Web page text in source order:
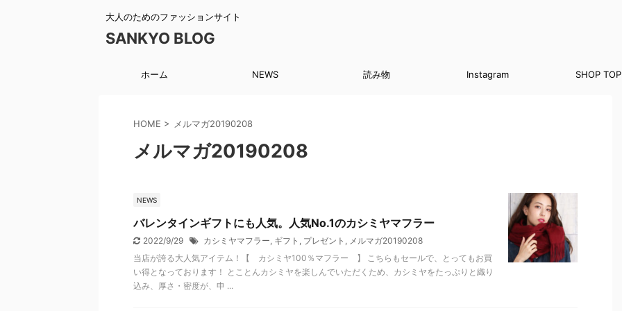
大人のためのファッションサイト
SANKYO BLOG
ホーム NEWS 読み物 Instagram SHOP TOP
HOME > メルマガ20190208
メルマガ20190208
NEWS
バレンタインギフトにも人気。人気No.1のカシミヤマフラー
2022/9/29 カシミヤマフラー, ギフト , プレゼント , メルマガ20190208
当店が誇る大人気アイテム！【 カシミヤ100％マフラー 】 こちらもセールで、とってもお買
い得となっております！ とことんカシミヤを楽しんでいただくため、カシミヤをたっぷりと織り
込み、厚さ・密度が、申 ...